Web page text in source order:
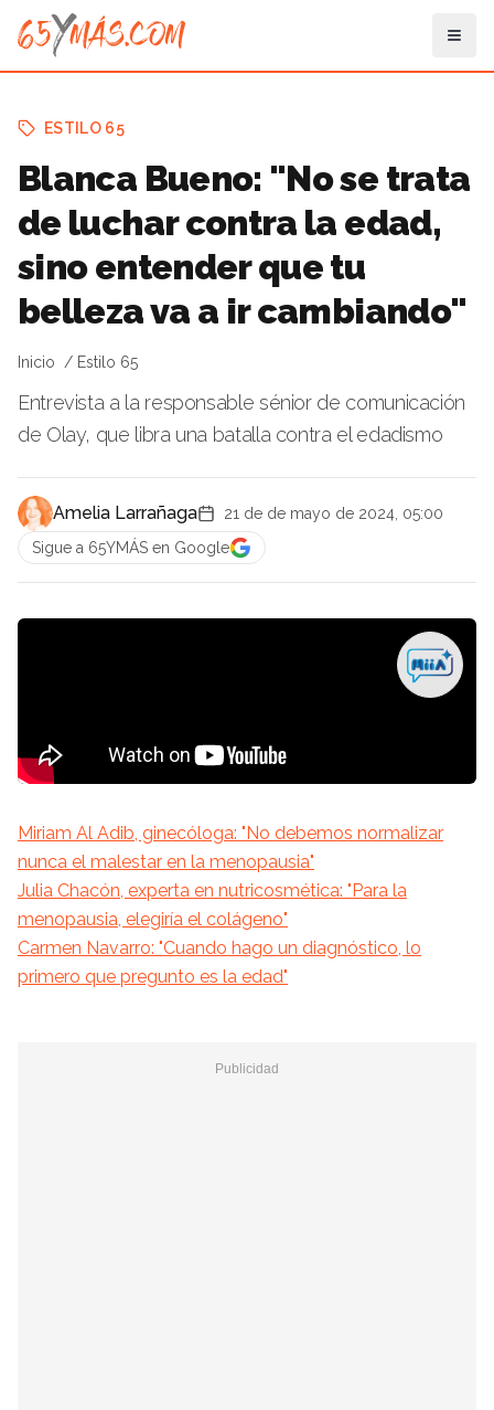
ESTILO 65
Blanca Bueno: "No se trata
de luchar contra la edad,
sino entender que tu
belleza va a ir cambiando"
Inicio Estilo 65
Entrevista a la responsable sénior de comunicación
de Olay, que libra una batalla contra el edadismo
Amelia Larrañaga
21 de de mayo de 2024, 05:00
Sigue a 65YMÁS en Google
Miriam Al Adib, ginecóloga: "No debemos normalizar
nunca el malestar en la menopausia"
Julia Chacón, experta en nutricosmética: "Para la
menopausia, elegiría el colágeno"
Carmen Navarro: "Cuando hago un diagnóstico, lo
primero que pregunto es la edad"